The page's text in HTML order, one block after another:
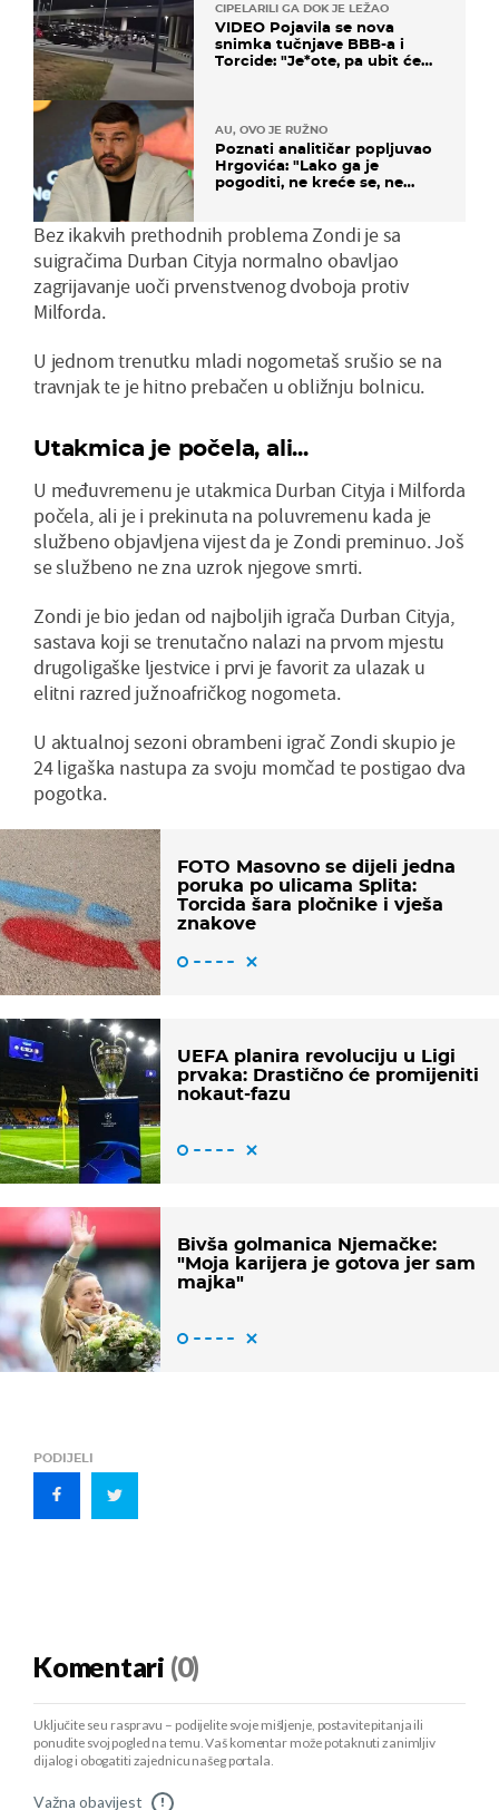
CIPELARILI GA DOK JE LEŽAO
VIDEO Pojavila se nova
snimka tučnjave BBB-a i
Torcide: "Je*ote, pa ubit će
AU, OVO JE RUŽNO
Poznati analitičar popljuvao
Hrgovića: "Lako ga je
pogoditi, ne kreće se, ne
Bez ikakvih prethodnih problema Zondi je sa
suigračima Durban Cityja normalno obavljao
zagrijavanje uoči prvenstvenog dvoboja protiv
Milforda.
U jednom trenutku mladi nogometaš srušio se na
travnjak te je hitno prebačen u obližnju bolnicu.
Utakmica je počela, ali...
U međuvremenu je utakmica Durban Cityja i Milforda
počela, ali je i prekinuta na poluvremenu kada je
službeno objavljena vijest da je Zondi preminuo. Još
se službeno ne zna uzrok njegove smrti.
Zondi je bio jedan od najboljih igrača Durban Cityja,
sastava koji se trenutačno nalazi na prvom mjestu
drugoligaške ljestvice i prvi je favorit za ulazak u
elitni razred južnoafričkog nogometa.
U aktualnoj sezoni obrambeni igrač Zondi skupio je
24 ligaška nastupa za svoju momčad te postigao dva
pogotka.
FOTO Masovno se dijeli jedna
poruka po ulicama Splita:
Torcida šara pločnike i vješa
znakove
UEFA planira revoluciju u Ligi
prvaka: Drastično će promijeniti
nokaut-fazu
Bivša golmanica Njemačke:
"Moja karijera je gotova jer sam
majka"
PODIJELI
Komentari (0)
Uključite se u raspravu – podijelite svoje mišljenje, postavite pitanja ili
ponudite svoj pogled na temu. Vaš komentar može potaknuti zanimljiv
dijalog i obogatiti zajednicu našeg portala.
Važna obavijest !